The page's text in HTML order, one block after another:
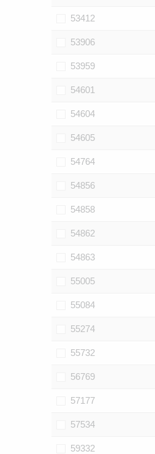
53412
53906
53959
54601
54604
54605
54764
54856
54858
54862
54863
55005
55084
55274
55732
56769
57177
57534
59332